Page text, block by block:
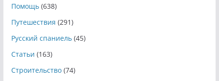
Помощь(638)
Путешествия (291)
Русский спаниель(45)
Статьи (163)
Строительство(74)